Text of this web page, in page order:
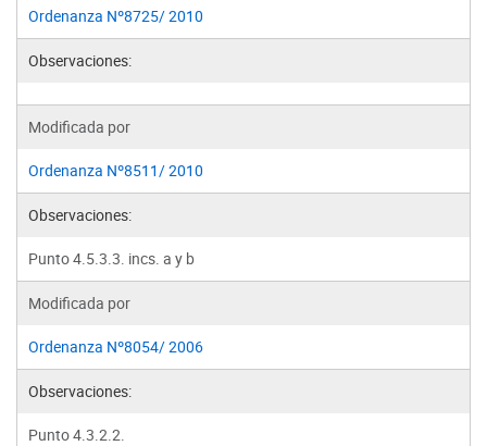
Ordenanza Nº8725/ 2010
Observaciones:
Modificada por
Ordenanza Nº8511/ 2010
Observaciones:
Punto 4.5.3.3. incs. a y b
Modificada por
Ordenanza Nº8054/ 2006
Observaciones:
Punto 4.3.2.2.